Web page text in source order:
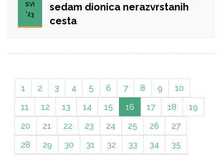
SVI
'23
sedam dionica nerazvrstanih
cesta
1 2 3 4 5 6 7 8 9
10
11
12 13 14 15 16 17 18
19
20
21 22 23 24 25 26
27
28
29 30 31 32 33 34 35